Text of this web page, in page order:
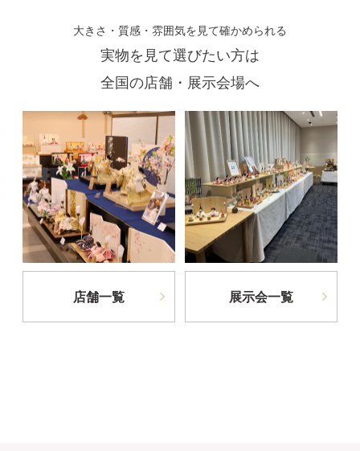
大きさ・質感・雰囲気を見て確かめられる
実物を見て選びたい方は
全国の店舗・展示会場へ
店舗一覧 展示会一覧